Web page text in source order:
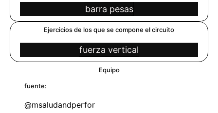
barra pesas
Ejercicios de los que se compone el circuito
fuerza vertical
Equipo
fuente:
@msaludandperfor